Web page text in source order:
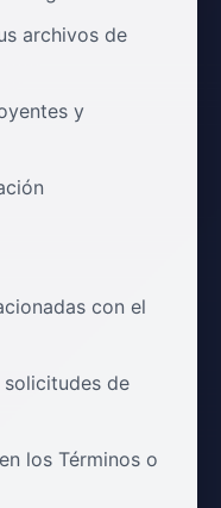
archivos de
y
con el
solicitudes de
los Términos o